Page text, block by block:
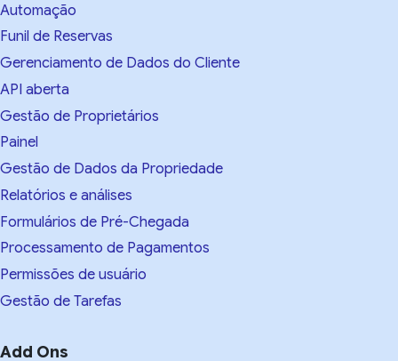
Automação
Funil de Reservas
Gerenciamento de Dados do Cliente
API aberta
Gestão de Proprietários
Painel
Gestão de Dados da Propriedade
Relatórios e análises
Formulários de Pré-Chegada
Processamento de Pagamentos
Permissões de usuário
Gestão de Tarefas
Add Ons